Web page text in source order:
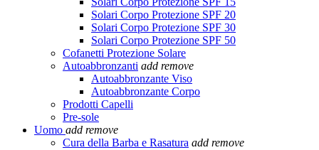
Solari Corpo Protezione SPF 20
Solari Corpo Protezione SPF 30
Solari Corpo Protezione SPF 50
Cofanetti Protezione Solare
Autoabbronzanti add remove
Autoabbronzante Viso
Autoabbronzante Corpo
Prodotti Capelli
Pre-sole
Uomo add remove
Cura della Barba e Rasatura add remove